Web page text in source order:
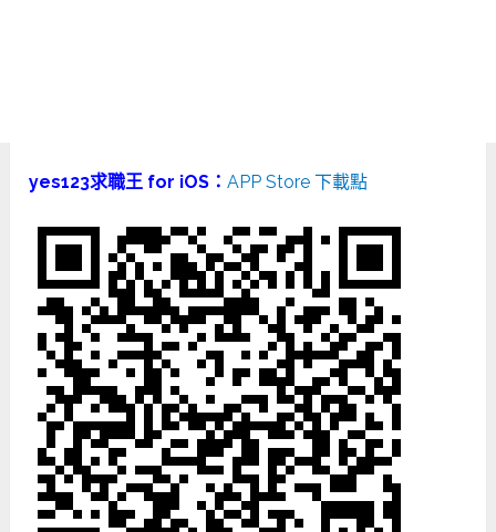
yes123求職王 for iOS：APP Store 下載點